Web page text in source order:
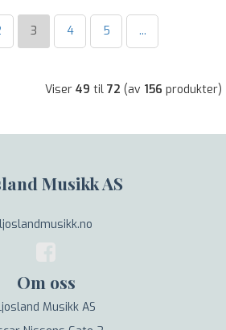
3 4 5 ...
Viser 49 til 72 (av 156 produkter)
Musikk AS
ljoslandmusikk.no
Om oss
Musikk AS